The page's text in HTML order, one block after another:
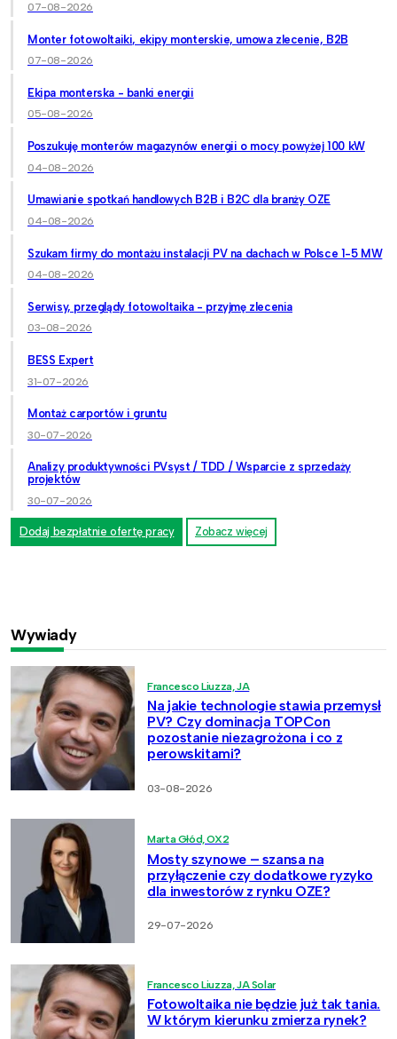
07-08-2026
Monter fotowoltaiki, ekipy monterskie, umowa zlecenie, B2B
07-08-2026
Ekipa monterska - banki energii
05-08-2026
Poszukuję monterów magazynów energii o mocy powyżej 100 kW
04-08-2026
Umawianie spotkań handlowych B2B i B2C dla branży OZE
04-08-2026
Szukam firmy do montażu instalacji PV na dachach w Polsce 1-5 MW
04-08-2026
Serwisy, przeglądy fotowoltaika - przyjmę zlecenia
03-08-2026
BESS Expert
31-07-2026
Montaż carportów i gruntu
30-07-2026
Analizy produktywności PVsyst / TDD / Wsparcie z sprzedaży
projektów
30-07-2026
Dodaj bezpłatnie ofertę pracy Zobacz więcej
Wywiady
Francesco Liuzza, JA
Na jakie technologie stawia przemysł
PV? Czy dominacja TOPCon
pozostanie niezagrożona i co z
perowskitami?
03-08-2026
Marta Głód, OX2
Mosty szynowe – szansa na
przyłączenie czy dodatkowe ryzyko
dla inwestorów z rynku OZE?
29-07-2026
Francesco Liuzza, JA Solar
Fotowoltaika nie będzie już tak tania.
W którym kierunku zmierza rynek?